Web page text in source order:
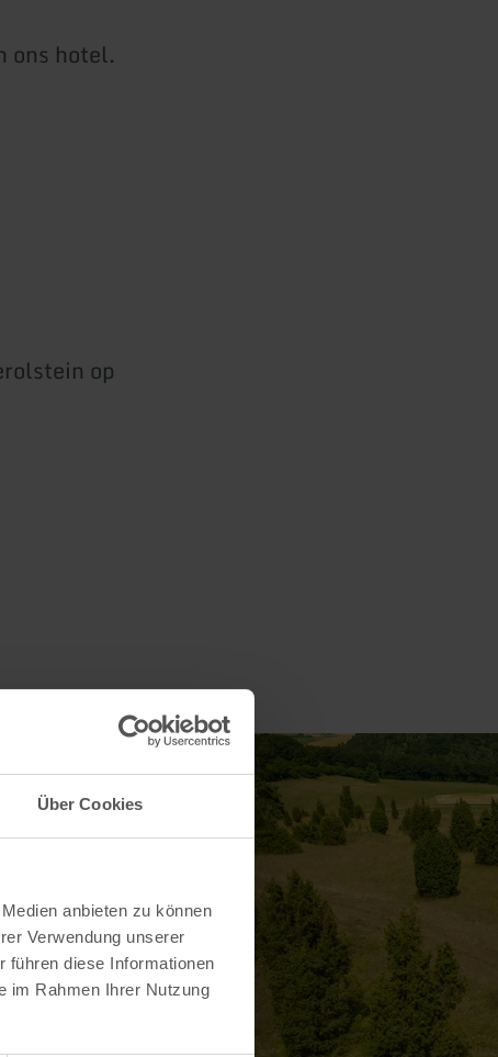
Über Cookies
anbieten zu können
Verwendung unserer
führen diese Informationen
im Rahmen Ihrer Nutzung
ons hotel.
op